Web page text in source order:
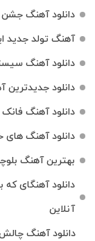
دانلود آهنگ
آهنگ تولد جدید
دانلود آهنگ
دانلود جدیدترین
دانلود آهنگ
دانلود آهنگ های
بهترین آهنگ
دانلود آهنگای
آنلاین
دانلود آهنگ